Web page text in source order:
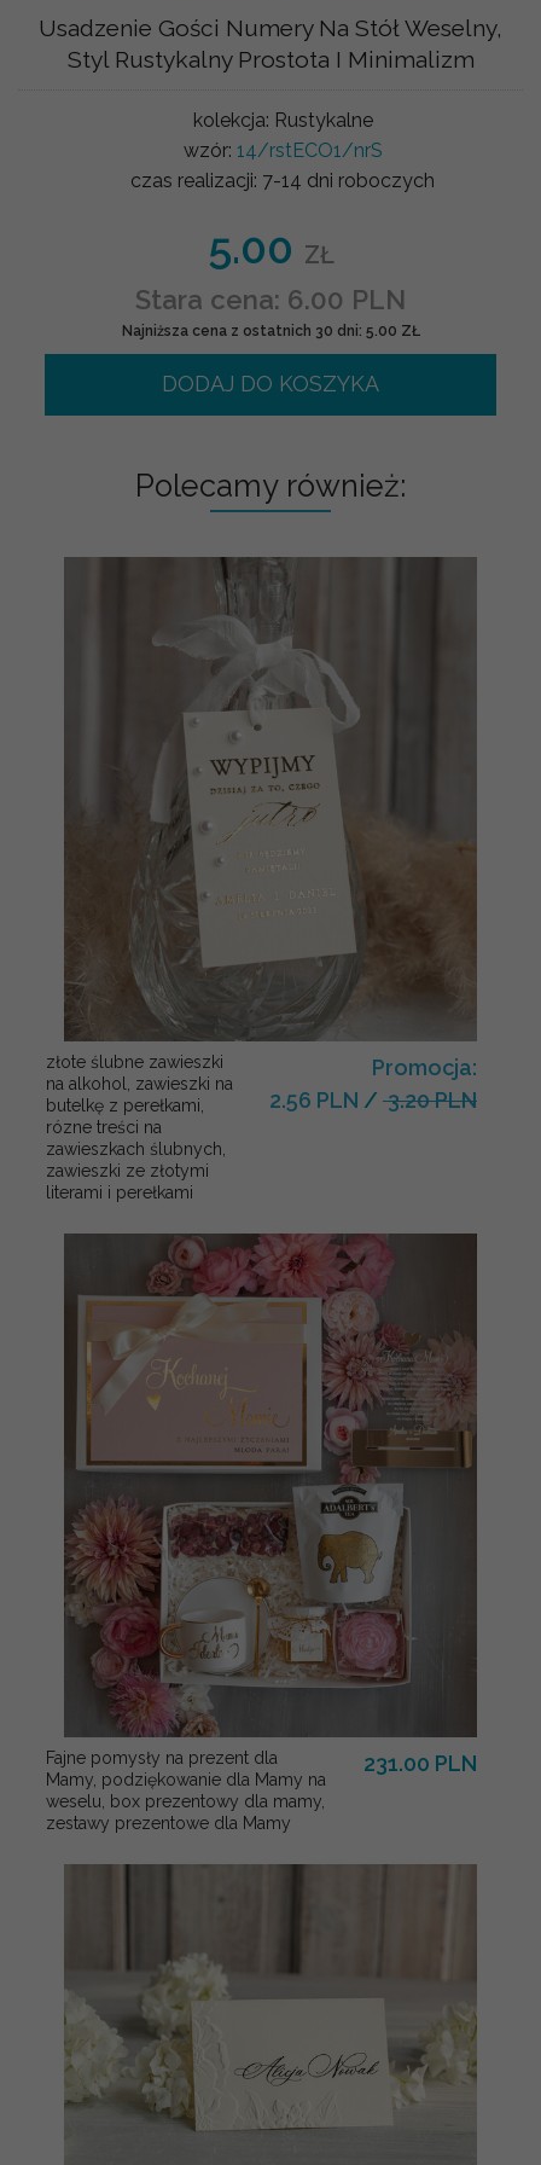
Usadzenie Gości Numery Na Stół Weselny,
Styl Rustykalny Prostota I Minimalizm
kolekcja: Rustykalne
wzór: 14/rstECO1/nrS
czas realizacji: 7-14 dni roboczych
5.00 ZŁ
Stara cena: 6.00 PLN
Najniższa cena z ostatnich 30 dni: 5.00 ZŁ
DODAJ DO KOSZYKA
Polecamy również:
złote ślubne zawieszki
na alkohol, zawieszki na
butelkę z perełkami,
rózne treści na
zawieszkach ślubnych,
zawieszki ze złotymi
literami i perełkami
Promocja:
2.56 PLN / 3.20 PLN
Fajne pomysły na prezent dla
Mamy, podziękowanie dla Mamy na
weselu, box prezentowy dla mamy,
zestawy prezentowe dla Mamy
231.00 PLN